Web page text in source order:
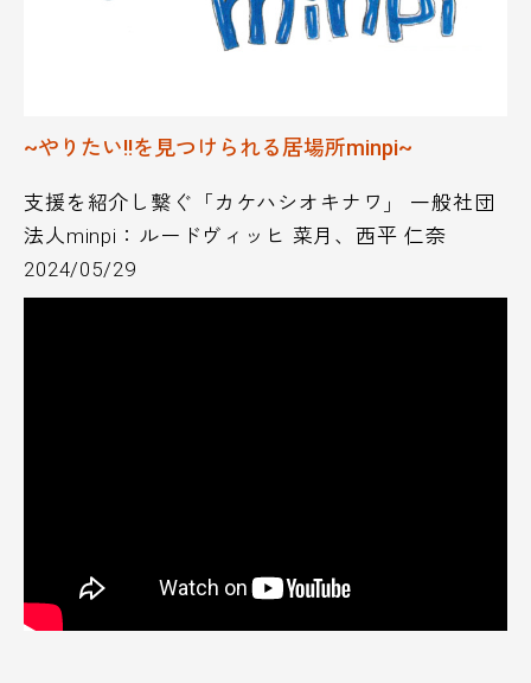
~やりたい!!を見つけられる居場所minpi~
支援を紹介し繋ぐ「カケハシオキナワ」 一般社団
法人minpi：ルードヴィッヒ 菜月、西平 仁奈
2024/05/29